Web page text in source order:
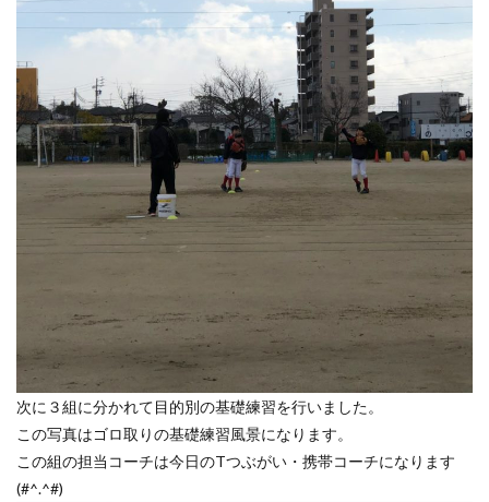
次に３組に分かれて目的別の基礎練習を行いました。
この写真はゴロ取りの基礎練習風景になります。
この組の担当コーチは今日のTつぶがい・携帯コーチになります
(#^.^#)